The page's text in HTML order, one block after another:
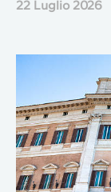
22 Luglio 2026